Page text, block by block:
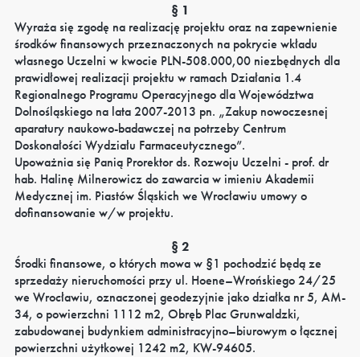
§ 1
Wyraża się zgodę na realizację projektu oraz na zapewnienie
środków finansowych przeznaczonych na pokrycie wkładu
własnego Uczelni w kwocie PLN-508.000,00 niezbędnych dla
prawidłowej realizacji projektu w ramach Działania 1.4
Regionalnego Programu Operacyjnego dla Województwa
Dolnośląskiego na lata 2007-2013 pn. „Zakup nowoczesnej
aparatury naukowo-badawczej na potrzeby Centrum
Doskonałości Wydziału Farmaceutycznego”.
Upoważnia się Panią Prorektor ds. Rozwoju Uczelni - prof. dr
hab. Halinę Milnerowicz do zawarcia w imieniu Akademii
Medycznej im. Piastów Śląskich we Wrocławiu umowy o
dofinansowanie w/w projektu.
§ 2
Środki finansowe, o których mowa w §1 pochodzić będą ze
sprzedaży nieruchomości przy ul. Hoene–Wrońskiego 24/25
we Wrocławiu, oznaczonej geodezyjnie jako działka nr 5, AM-
34, o powierzchni 1112 m2, Obręb Plac Grunwaldzki,
zabudowanej budynkiem administracyjno–biurowym o łącznej
powierzchni użytkowej 1242 m2, KW-94605.